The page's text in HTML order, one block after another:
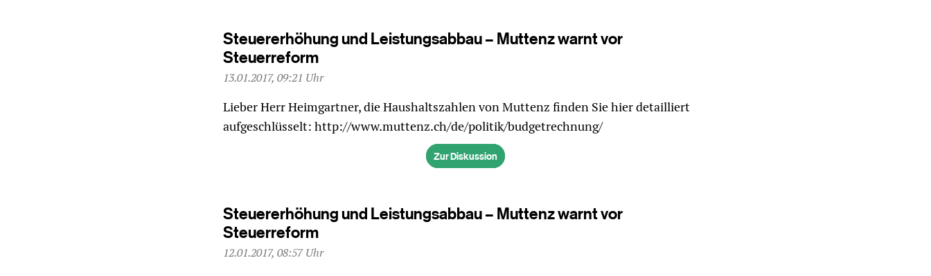
Steuererhöhung und Leistungsabbau – Muttenz warnt vor
Steuerreform
13.01.2017, 09:21 Uhr
Lieber Herr Heimgartner, die Haushaltszahlen von Muttenz finden Sie hier detailliert
aufgeschlüsselt: http://www.muttenz.ch/de/politik/budgetrechnung/
Zur Diskussion
Steuererhöhung und Leistungsabbau – Muttenz warnt vor
Steuerreform
12.01.2017, 08:57 Uhr